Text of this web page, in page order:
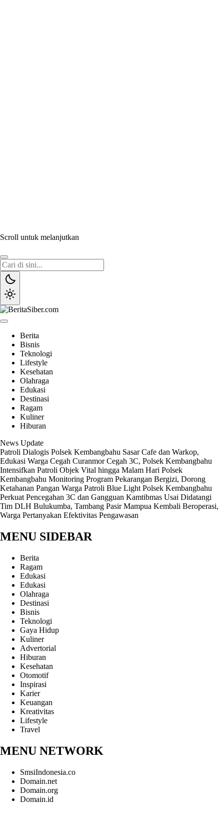
Scroll untuk melanjutkan
Berita
Bisnis
Teknologi
Lifestyle
Kesehatan
Olahraga
Edukasi
Destinasi
Ragam
Kuliner
Hiburan
News Update
Patroli Dialogis Polsek Kembangbahu Sasar Cafe dan Warkop,
Edukasi Warga Cegah CuranmorCegah 3C, Polsek Kembangbahu
Intensifkan Patroli Objek Vital hingga Malam Hari Polsek
Kembangbahu Monitoring Program Pekarangan Bergizi, Dorong
Ketahanan Pangan Warga Patroli Blue Light Polsek Kembangbahu
Perkuat Pencegahan 3C dan Gangguan Kamtibmas Usai Didatangi
Tim DLH Bulukumba, Tambang Pasir Mampua Kembali Beroperasi,
Warga Pertanyakan Efektivitas Pengawasan
MENU SIDEBAR
Berita
Ragam
Edukasi
Edukasi
Olahraga
Destinasi
Bisnis
Teknologi
Gaya Hidup
Kuliner
Advertorial
Hiburan
Kesehatan
Otomotif
Inspirasi
Karier
Keuangan
Kreativitas
Lifestyle
Travel
MENU NETWORK
SmsiIndonesia.co
Domain.net
Domain.org
Domain.id